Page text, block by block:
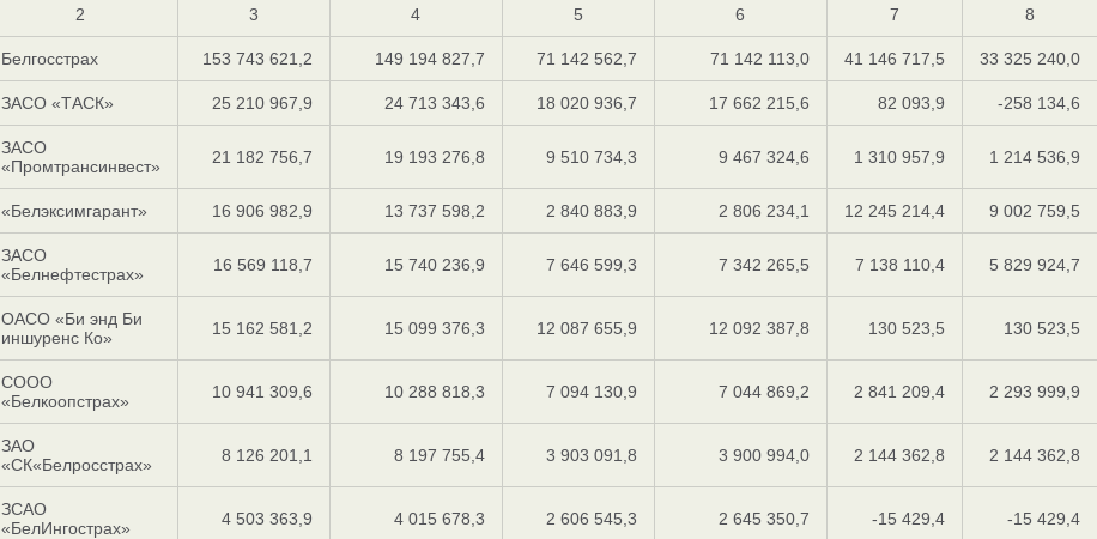
2 3 4 5 6 7 8
Белгосстрах 153 743 621,2 149 194 827,7 71 142 562,7 71 142 113,0 41 146 717,5 33 325 240,0
ЗАСО «ТАСК» 25 210 967,9 24 713 343,6 18 020 936,7 17 662 215,6 82 093,9 -258 134,6
ЗАСО
«Промтрансинвест»
21 182 756,7 19 193 276,8 9 510 734,3 9 467 324,6 1 310 957,9 1 214 536,9
«Белэксимгарант» 16 906 982,9 13 737 598,2 2 840 883,9 2 806 234,1 12 245 214,4 9 002 759,5
ЗАСО
«Белнефтестрах»
16 569 118,7 15 740 236,9 7 646 599,3 7 342 265,5 7 138 110,4 5 829 924,7
ОАСО «Би энд Би
иншуренс Ко»
15 162 581,2 15 099 376,3 12 087 655,9 12 092 387,8 130 523,5 130 523,5
СООО
«Белкоопстрах»
10 941 309,6 10 288 818,3 7 094 130,9 7 044 869,2 2 841 209,4 2 293 999,9
ЗАО
«СК«Белросстрах»
8 126 201,1 8 197 755,4 3 903 091,8 3 900 994,0 2 144 362,8 2 144 362,8
ЗСАО
«БелИнгострах»
4 503 363,9 4 015 678,3 2 606 545,3 2 645 350,7 -15 429,4 -15 429,4